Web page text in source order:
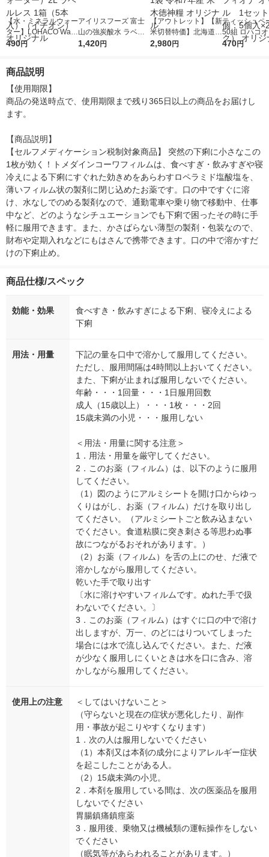
【水・ミネラルウォー
ター】LOHACO Wate
r（ロハコウォータ
シ） オリジナル
490円
アイリスフーズ 富士
山の強炭酸水 ラベル
レス 500ml 1箱（24
1,420円
【アウトレット】【新
米切替特価】北海道産
ななつぼし 無洗米 5k
2,980円
ティッシュペ
50組 ロハコ
ルソフトパッ
470円
商品説明
【使用期限】
商品の発送時点で、使用期限まで残り365日以上の商品をお届けし
ます。
【商品説明】
【セルフメディケーション税制対象商品】 突然の下痢に小さなこの
1枚が効く！トメダインコーワフィルムは、食べすぎ・飲みすぎや寝
冷えによる下痢にすぐれた効きめをあらわすロペラミド塩酸塩を、
薄いフィルム状の製剤に閉じ込めたお薬です。口の中ですぐに溶
け、水なしでのめる製剤なので、通勤電車や乗り物で移動中、仕事
中など、どのようなシチュエーションでも下痢で困ったその時に手
軽に服用できます。また、かさばらない薄型の製剤・包装なので、
財布や定期入れなどにもはさんで携帯できます。口の中で溶かすだ
けの下痢止め。
商品仕様/スペック
効能・効果
食べすき・飲みすぎによる下痢、寝冷えによる
下痢
用法・用量
下記の量を口中で溶かして服用してください。
ただし、服用間隔は4時間以上おいてください。
また、下痢が止まれば服用しないでください。
年齢・・・1回量・・・1日服用回数
成人（15歳以上）・・・1枚・・・2回
15歳未満の小児・・・服用しない
＜用法・用量に関する注意＞
1．用法・用量を厳守してください。
2．このお薬（フィルム）は、以下のように服用
してください。
（1）図のようにアルミシートを開け口からゆっ
くりはがし、お薬（フィルム）だけを取り出し
てください。（アルミシートごと飲み込まない
でください。食道粘膜に突き刺さる等思わぬ事
故につながるおそれがあります。）
（2）お薬（フィルム）を舌の上にのせ、だ液で
溶かしながら服用してください。
乾いた手で取り出す
〔水に溶けやすいフィルムです。ぬれた手で扱
わないでください。〕
3．このお薬（フィルム）はすぐに口の中で溶け
出しますが、万一、のどにはりついてしまった
場合には水で流し込んでください。また、だ液
が少なく服用しにくいときは水を口に含み、溶
かしながら服用してください。
使用上の注意
＜してはいけないこと＞
（守らないと現在の症状が悪化したり、副作
用・事故が起こりやすくなります）
1．次の人は服用しないでください
（1）本剤又は本剤の成分によりアレルギー症状
を起こしたことがある人。
（2）15歳未満の小児。
2．本剤を服用している間は、次の医薬品を服用
しないでください
胃腸鎮痛鎮痙薬
3．服用後、乗物又は機械類の運転操作をしない
でください
（眠気等があらわれることがあります。）